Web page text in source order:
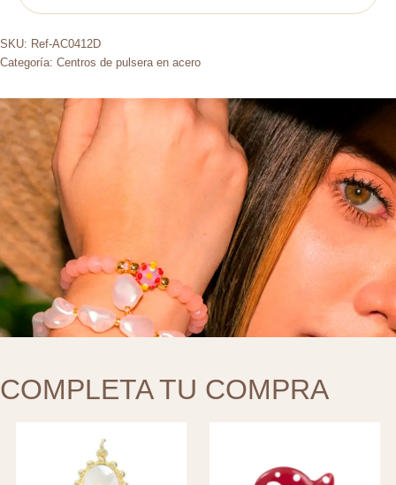
SKU: Ref-AC0412D
Categoría: Centros de pulsera en acero
COMPLETA TU COMPRA